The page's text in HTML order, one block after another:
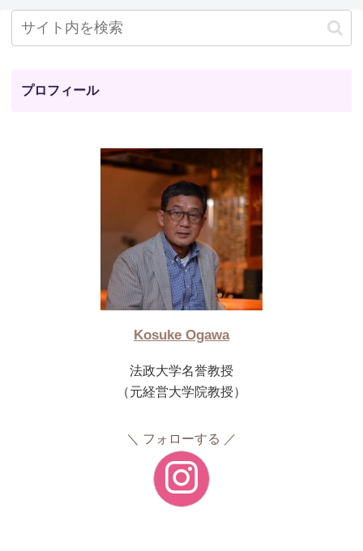
プロフィール
Kosuke Ogawa
法政大学名誉教授
（元経営大学院教授）
フォローする